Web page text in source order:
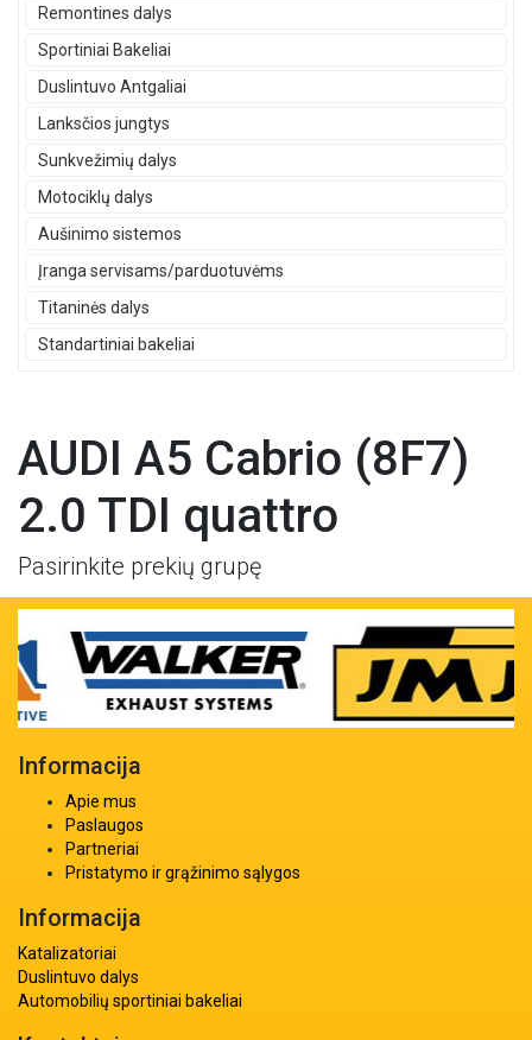
Remontines dalys
Sportiniai Bakeliai
Duslintuvo Antgaliai
Lanksčios jungtys
Sunkvežimių dalys
Motociklų dalys
Aušinimo sistemos
Įranga servisams/parduotuvėms
Titaninės dalys
Standartiniai bakeliai
AUDI A5 Cabrio (8F7)
2.0 TDI quattro
Pasirinkite prekių grupę
Informacija
Apie mus
Paslaugos
Partneriai
Pristatymo ir grąžinimo sąlygos
Informacija
Katalizatoriai
Duslintuvo dalys
Automobilių sportiniai bakeliai